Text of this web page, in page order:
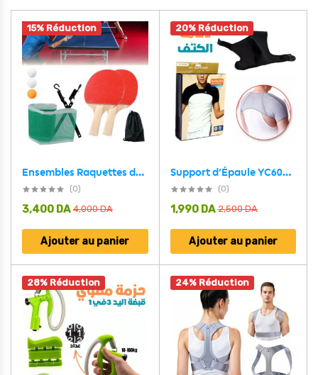
15% Réduction
Ensembles Raquettes de tennis de table pingpong avec 2 Balles
(0)
4,000DA
3,400 DA
Ajouter au panier
20% Réduction
Support d’Épaule YC6083 – دعامة الكتف
(0)
2,500DA
1,990 DA
Ajouter au panier
28% Réduction 24% Réduction